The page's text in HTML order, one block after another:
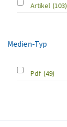
Artikel (103)
Medien-Typ
Pdf (49)